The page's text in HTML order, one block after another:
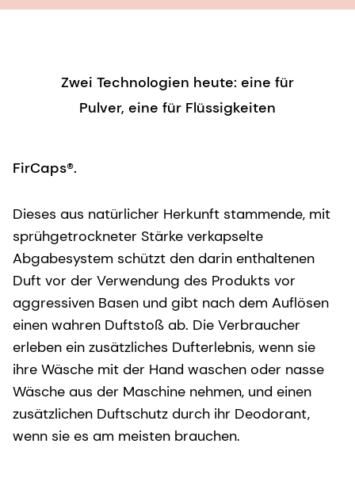
Zwei Technologien heute: eine für
Pulver, eine für Flüssigkeiten
FirCaps®.
Dieses aus natürlicher Herkunft stammende, mit
sprühgetrockneter Stärke verkapselte
Abgabesystem schützt den darin enthaltenen
Duft vor der Verwendung des Produkts vor
aggressiven Basen und gibt nach dem Auflösen
einen wahren Duftstoß ab. Die Verbraucher
erleben ein zusätzliches Dufterlebnis, wenn sie
ihre Wäsche mit der Hand waschen oder nasse
Wäsche aus der Maschine nehmen, und einen
zusätzlichen Duftschutz durch ihr Deodorant,
wenn sie es am meisten brauchen.